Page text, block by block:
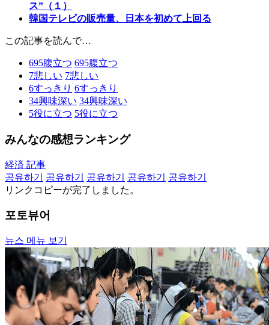
ス”（１）
韓国テレビの販売量、日本を初めて上回る
この記事を読んで…
695腹立つ 695腹立つ
7悲しい 7悲しい
6すっきり 6すっきり
34興味深い 34興味深い
5役に立つ 5役に立つ
みんなの感想ランキング
経済 記事
공유하기
공유하기 공유하기 공유하기
공유하기
リンクコピーが完了しました。
포토뷰어
뉴스 메뉴 보기